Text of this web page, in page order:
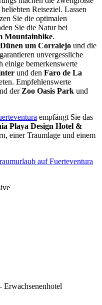
Reiseziel. Lassen
Sie die optimalen
Sie die Natur bei
Mountainbike.
Dünen um Corralejo und die
garantieren unvergessliche
einige bemerkenswerte
und den Faro de La
Empfehlenswerte
der Zoo Oasis Park und
empfängt Sie das
Playa Design Hotel &
einer Traumlage und einem
auf Fuerteventura